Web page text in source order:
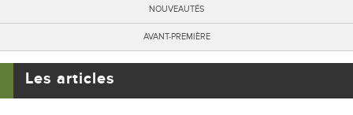
NOUVEAUTÉS
AVANT-PREMIÈRE
Les articles